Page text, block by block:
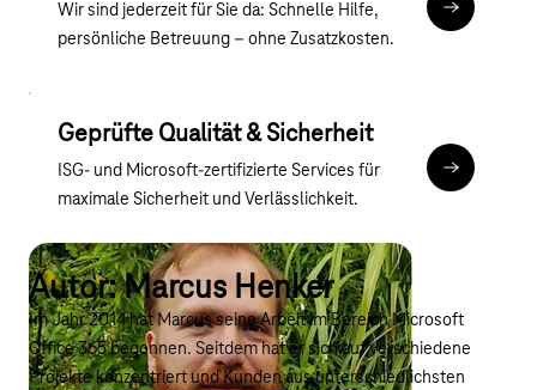
Wir sind jederzeit für Sie da: Schnelle Hilfe,
persönliche Betreuung – ohne Zusatzkosten.
Kontakt
Geprüfte Qualität & Sicherheit
ISG- und Microsoft-zertifizierte Services für
maximale Sicherheit und Verlässlichkeit.
Zum
Autor: Marcus Henker
Im Jahr 2014 hat Marcus seine Arbeit im Bereich Microsoft
Office 365 begonnen. Seitdem hat er sich auf verschiedene
Projekte konzentriert und Kunden aus unterschiedlichsten